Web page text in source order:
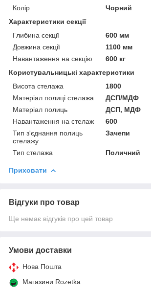
Колір
Чорний
Характеристики секції
Глибина секції
600 мм
Довжина секції
1100 мм
Навантаження на секцію
600 кг
Користувальницькі характеристики
Висота стелажа
1800
Матеріал полиці стелажа
ДСП/МДФ
Матеріал полиць
ДСП, МДФ
Навантаження на стелаж
600
Тип з'єднання полиць
стелажу
Зачепи
Тип стелажа Поличний
Приховати
Відгуки про товар
Ще немає відгуків про цей товар
Умови доставки
Нова Пошта
Магазини Rozetka